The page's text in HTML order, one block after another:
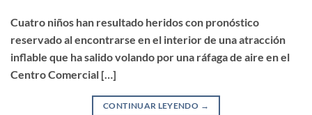
Cuatro niños han resultado heridos con pronóstico
reservado al encontrarse en el interior de una atracción
inflable que ha salido volando por una ráfaga de aire en el
Centro Comercial […]
CONTINUAR LEYENDO →